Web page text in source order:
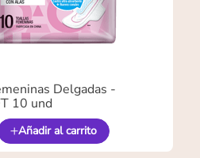
Delgadas -
10 und
Añadir al carrito